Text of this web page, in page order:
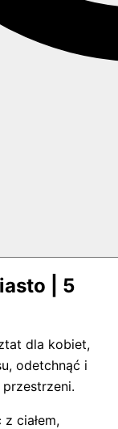
| 5
dla kobiet,
odetchnąć i
ciałem,